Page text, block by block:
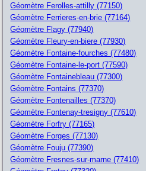
Géomètre Ferolles-attilly (77150)
Géomètre Ferrieres-en-brie (77164)
Géomètre Flagy (77940)
Géomètre Fleury-en-biere (77930)
Géomètre Fontaine-fourches (77480)
Géomètre Fontaine-le-port (77590)
Géomètre Fontainebleau (77300)
Géomètre Fontains (77370)
Géomètre Fontenailles (77370)
Géomètre Fontenay-tresigny (77610)
Géomètre Forfry (77165)
Géomètre Forges (77130)
Géomètre Fouju (77390)
Géomètre Fresnes-sur-marne (77410)